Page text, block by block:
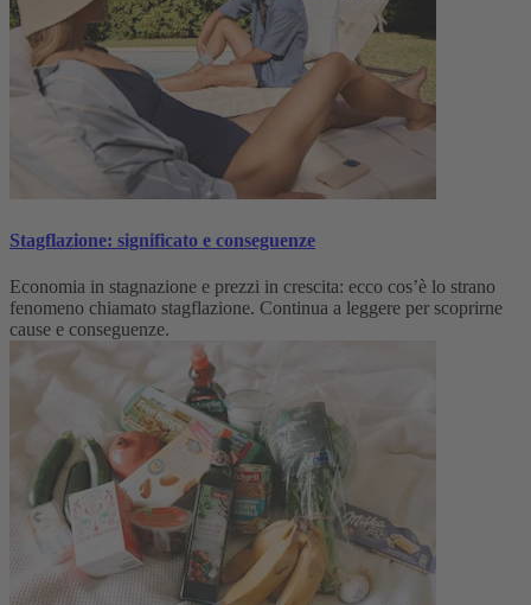
Stagflazione: significato e conseguenze
Economia in stagnazione e prezzi in crescita: ecco cos’è lo strano
fenomeno chiamato stagflazione. Continua a leggere per scoprirne
cause e conseguenze.